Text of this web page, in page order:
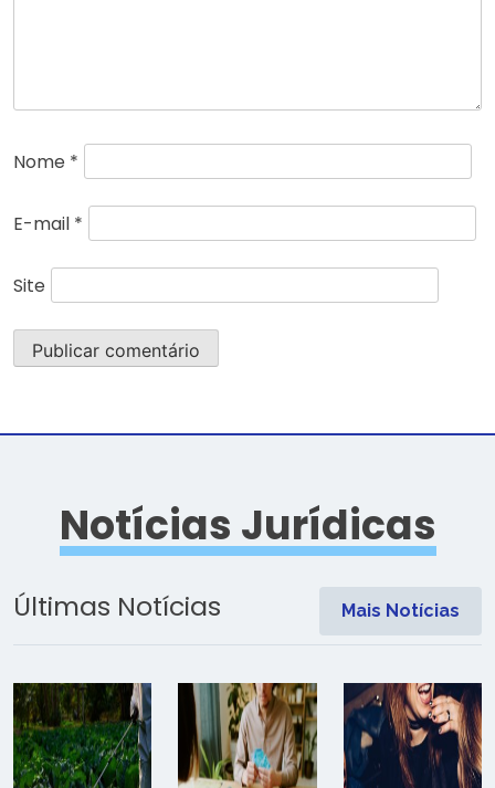
Nome *
E-mail *
Site
Notícias Jurídicas
Últimas Notícias Mais Notícias